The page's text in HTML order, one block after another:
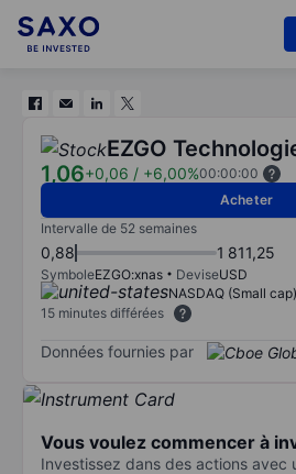
EZGO
1,06+0,06 / +6,00%00:00:00
Acheter
Intervalle de 52 semaines
0,88 1 811,25
SymboleEZGO:xnas DeviseUSD
NASDAQ (Small cap)
15 minutes différées
Données fournies par
Vous voulez commencer à
Investissez dans des actions avec